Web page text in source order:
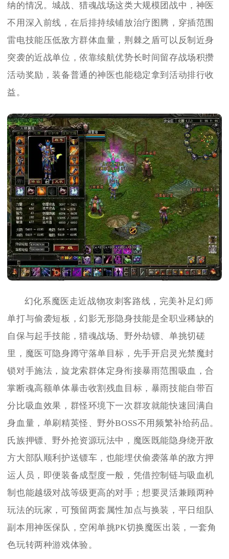
纳的情况。城战、猎魂战场这类大规模团战中，神医
不用深入前线，在后排持续铺放治疗图腾，穿插范围
雷电技能压低敌方群体血量，荆棘之盾可以反制近身
突袭的近战单位，依靠续航优势长时间留存战场积攒
活动奖励，装备普通的神医也能稳定拿到活动排行收
益。
幻化系魔医走近战物攻刺客路线，完美补足幻师
单打与偷袭短板，幻影无形隐身技能是全职业稀缺的
自保与起手技能，猎魂战场、野外劫镖、单挑切磋
里，魔医可隐身蹲守落单目标，先手开启灵光禁魔封
锁对手施法，旋龙索群体定身衔接暴雨范围吸血，合
掌断魂高额单体暴击收割残血目标，暴雨技能自带百
分比吸血效果，群怪环境下一次群攻就能快速回满自
身血量，单刷精英怪、野外BOSS不用频繁补给药品。
氏族押镖、野外抢资源玩法中，魔医既能隐身绕开敌
方大部队顺利护送镖车，也能埋伏偷袭落单的敌方押
运人员，即便装备成型度一般，凭借控制链与吸血机
制也能越级对战等级更高的对手；想要灵活兼顾两种
玩法的玩家，可预留两套属性加点与换装，平日组队
副本用神医保队，空闲单挑PK切换魔医出装，一套角
色玩转两种游戏体验。